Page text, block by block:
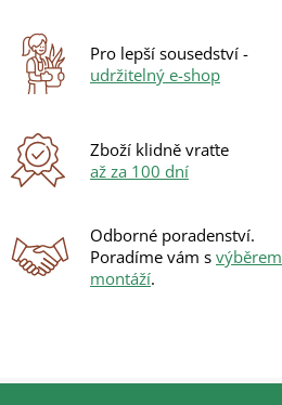
Pro lepší sousedství -
udržitelný e-shop
Zboží klidně vraťte
až za 100 dní
Odborné poradenství.
Poradíme vám s výběrem
montáží.
Z